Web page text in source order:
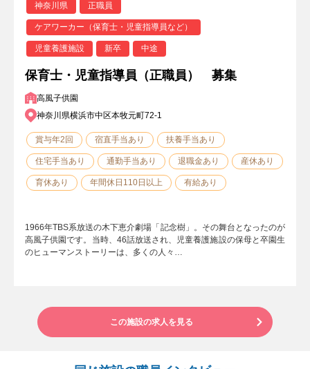
神奈川県 正職員
ケアワーカー（保育士・児童指導員など）
児童養護施設 新卒 中途
保育士・児童指導員（正職員） 募集
高風子供園
神奈川県横浜市中区本牧元町72-1
賞与年2回 宿直手当あり 扶養手当あり
住宅手当あり 通勤手当あり 退職金あり 産休あり
育休あり 年間休日110日以上 有給あり
1966年TBS系放送の木下恵介劇場「記念樹」。その舞台となったのが
高風子供園です。当時、46話放送され、児童養護施設の保母と卒園生
のヒューマンストーリーは、多くの人々…
この施設の求人を見る